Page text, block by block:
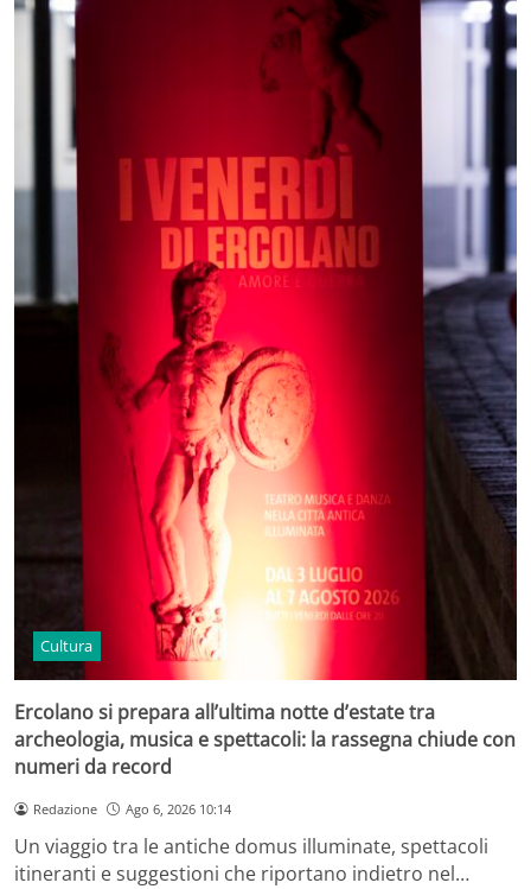
Cultura
Ercolano si prepara all’ultima notte d’estate tra
archeologia, musica e spettacoli: la rassegna chiude con
numeri da record
Redazione Ago 6, 2026 10:14
Un viaggio tra le antiche domus illuminate, spettacoli
itineranti e suggestioni che riportano indietro nel…